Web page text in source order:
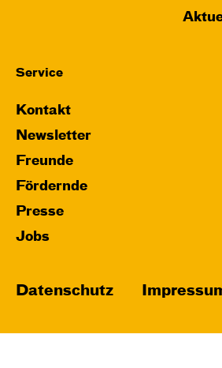
Service
Kontakt
Newsletter
Freunde
Fördernde
Presse
Jobs
Datenschutz